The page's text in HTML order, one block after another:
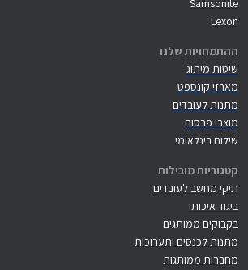
Samsonite
Lexon
ההתמחויות שלנו
שיטות מיתוג
מארזי קונספט
מתנות לעובדים
מוצרי פרסום
שילוח בינלאומי
קטגוריות מובילות
תיקי מחשב לעובדים
ביגוד איכותי
בקבוקים ממותגים
מתנות לכנסים ותערוכות
מחברות ממותגות